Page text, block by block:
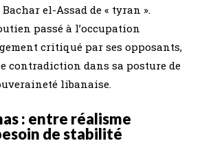
el-Assad de « tyran ».
passé à l’occupation
critiqué par ses opposants,
contradiction dans sa posture de
libanaise.
: entre réalisme
de stabilité